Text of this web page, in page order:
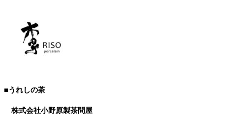
■うれしの茶
株式会社小野原製茶問屋